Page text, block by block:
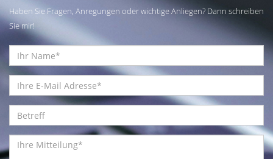
Haben Sie Fragen, Anregungen oder wichtige Anliegen? Dann schreiben
Sie mir!